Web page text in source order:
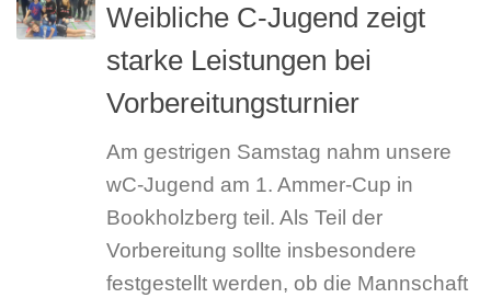
Weibliche C-Jugend zeigt
starke Leistungen bei
Vorbereitungsturnier
Am gestrigen Samstag nahm unsere
wC-Jugend am 1. Ammer-Cup in
Bookholzberg teil. Als Teil der
Vorbereitung sollte insbesondere
festgestellt werden, ob die Mannschaft